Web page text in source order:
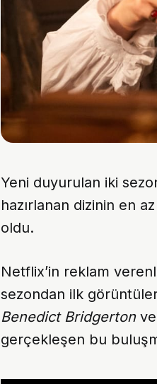
Yeni duyurulan iki
hazırlanan dizinin en
oldu.
Netflix’in reklam
sezondan ilk
Benedict Bridgertonve
gerçekleşen bu